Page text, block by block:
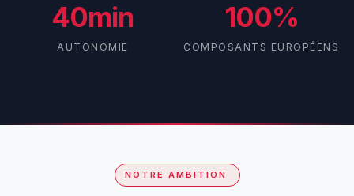
40min
AUTONOMIE
100%
COMPOSANTS EUROPÉENS
NOTRE AMBITION